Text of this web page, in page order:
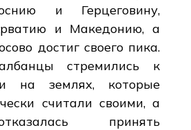
и Герцеговину,
и Македонию, а
достиг своего пика.
стремились к
на землях, которые
считали своими, а
принять